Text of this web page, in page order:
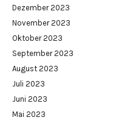
Dezember 2023
November 2023
Oktober 2023
September 2023
August 2023
Juli 2023
Juni 2023
Mai 2023